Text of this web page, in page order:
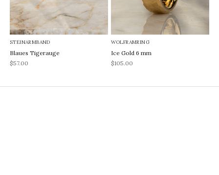
STEINARMBAND
Blaues Tigerauge
REA-pris
$57.00
WOLFRAMRING
Ice Gold 6 mm
REA-pris
$105.00